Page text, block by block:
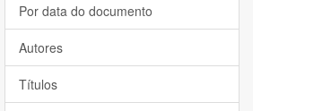
Por data do documento
Autores
Títulos